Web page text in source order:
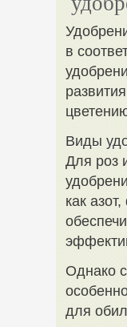
в
Виды
Для роз
как
Однако
для